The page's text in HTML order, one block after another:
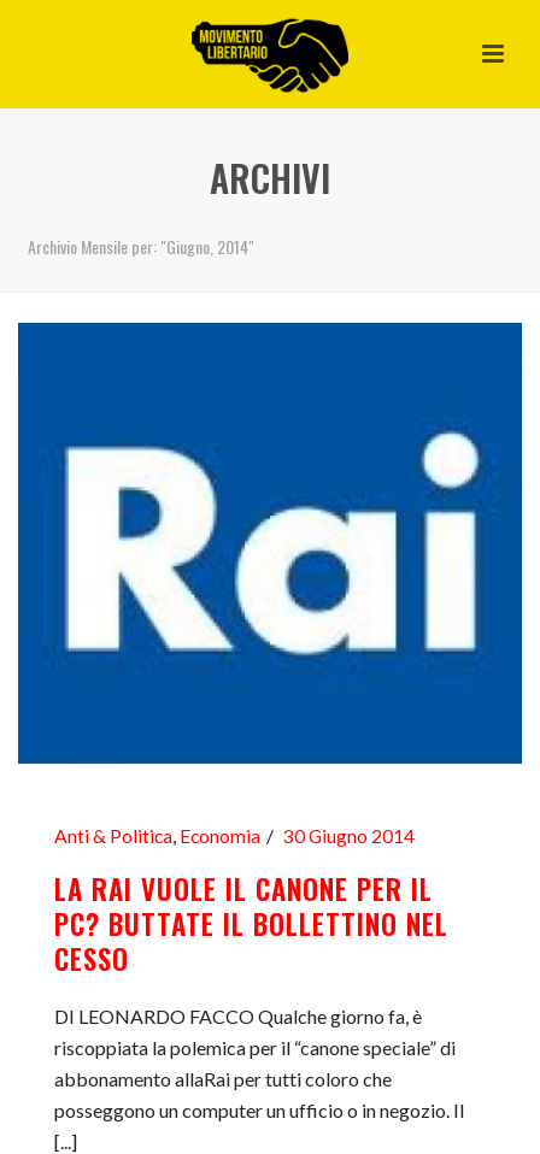
ARCHIVI
Archivio Mensile per: "Giugno, 2014"
Anti & Politica, Economia 30 Giugno 2014
LA RAI VUOLE IL CANONE PER IL
PC? BUTTATE IL BOLLETTINO NEL
CESSO
DI LEONARDO FACCO Qualche giorno fa, è
riscoppiata la polemica per il “canone speciale” di
abbonamento allaRai per tutti coloro che
posseggono un computer un ufficio o in negozio. Il
[...]